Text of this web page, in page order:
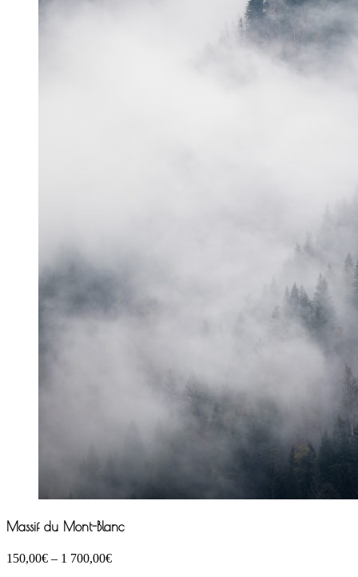
Massif du Mont-Blanc
150,00€ – 1 700,00€